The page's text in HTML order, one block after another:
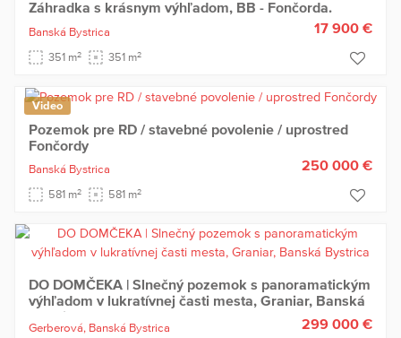
Záhradka s krásnym výhľadom, BB - Fončorda.
Banská Bystrica
351 m2 351 m2
17 900 €
Video
Pozemok pre RD / stavebné povolenie / uprostred
Fončordy
Banská Bystrica
581 m2 581 m2
250 000 €
DO DOMČEKA | Slnečný pozemok s panoramatickým
výhľadom v lukratívnej časti mesta, Graniar, Banská
Bystrica
Gerberová, Banská Bystrica
299 000 €